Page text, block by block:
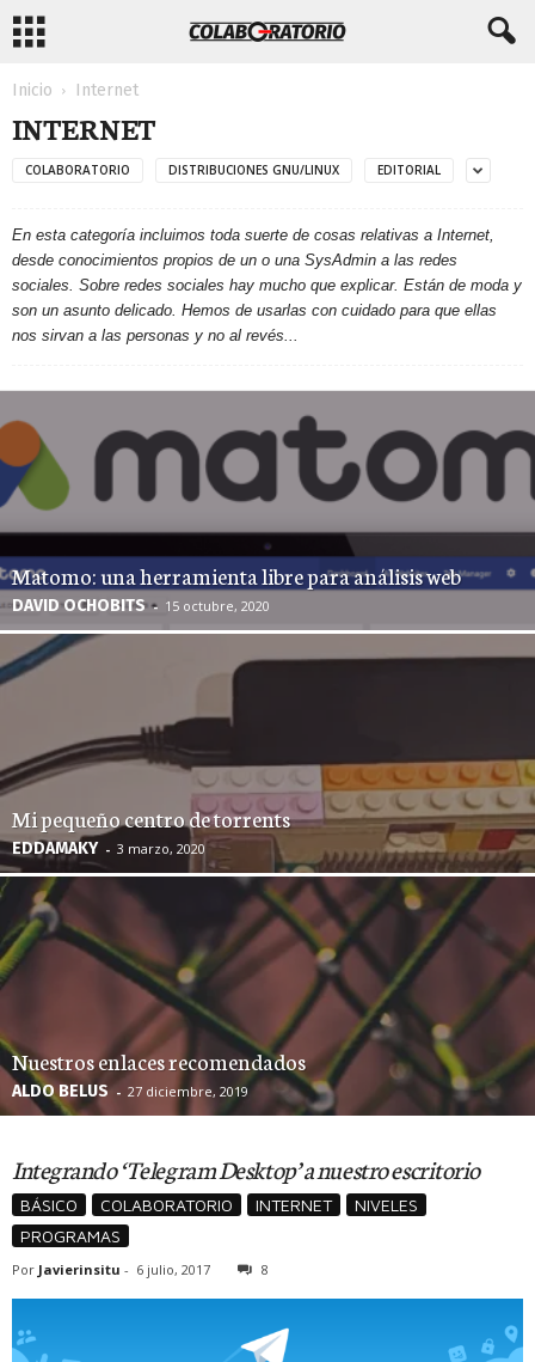
Inicio Internet
INTERNET
COLABORATORIO DISTRIBUCIONES GNU/LINUX EDITORIAL
En esta categoría incluimos toda suerte de cosas relativas a Internet,
desde conocimientos propios de un o una SysAdmin a las redes
sociales. Sobre redes sociales hay mucho que explicar. Están de moda y
son un asunto delicado. Hemos de usarlas con cuidado para que ellas
nos sirvan a las personas y no al revés...
Matomo: una herramienta libre para análisis web
DAVID OCHOBITS - 15 octubre, 2020
Mi pequeño centro de torrents
EDDAMAKY - 3 marzo, 2020
Nuestros enlaces recomendados
ALDO BELUS - 27 diciembre, 2019
Integrando ‘Telegram Desktop’ a nuestro escritorio
BÁSICO COLABORATORIO INTERNET
NIVELES
PROGRAMAS
Por Javierinsitu - 6 julio, 2017 8